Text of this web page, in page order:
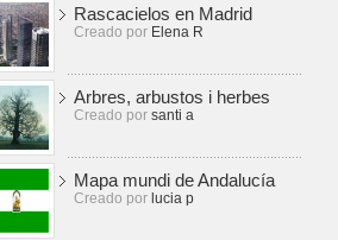
Rascacielos en Madrid
Creado por Elena R
Arbres, arbustos i herbes
Creado por santi a
Mapa mundi de Andalucía
Creado por lucia p